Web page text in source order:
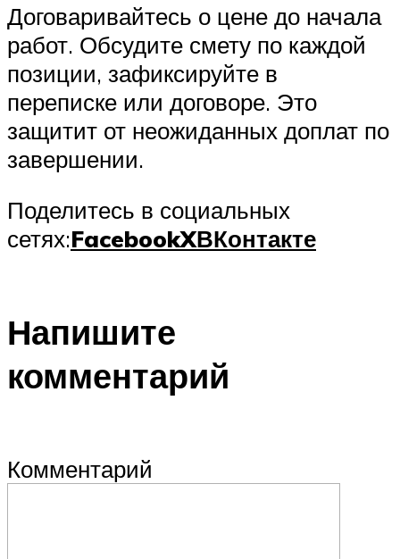
Договаривайтесь о цене до начала
работ. Обсудите смету по каждой
позиции, зафиксируйте в
переписке или договоре. Это
защитит от неожиданных доплат по
завершении.
Поделитесь в социальных
сетях:FacebookXВКонтакте
Напишите
комментарий
Комментарий